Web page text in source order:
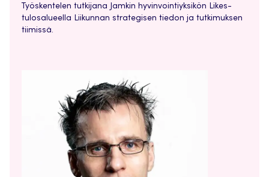
Työskentelen tutkijana Jamkin hyvinvointiyksikön Likes-
tulosalueella Liikunnan strategisen tiedon ja tutkimuksen
tiimissä.